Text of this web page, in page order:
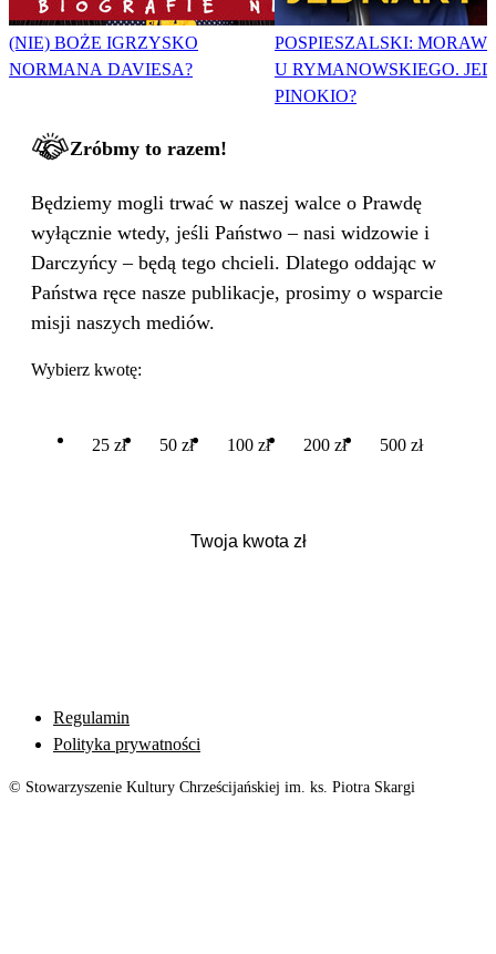
(NIE) BOŻE IGRZYSKO
NORMANA DAVIESA?
POSPIESZALSKI:
U RYMANOWSKIEGO.
PINOKIO?
Zróbmy to razem!
Będziemy mogli trwać w naszej walce o Prawdę
wyłącznie wtedy, jeśli Państwo – nasi widzowie i
Darczyńcy – będą tego chcieli. Dlatego oddając w
Państwa ręce nasze publikacje, prosimy o wsparcie
misji naszych mediów.
Wybierz kwotę:
25 zł 50 zł 100 zł 200 zł 500 zł
Regulamin
Polityka prywatności
© Stowarzyszenie Kultury Chrześcijańskiej im. ks. Piotra Skargi